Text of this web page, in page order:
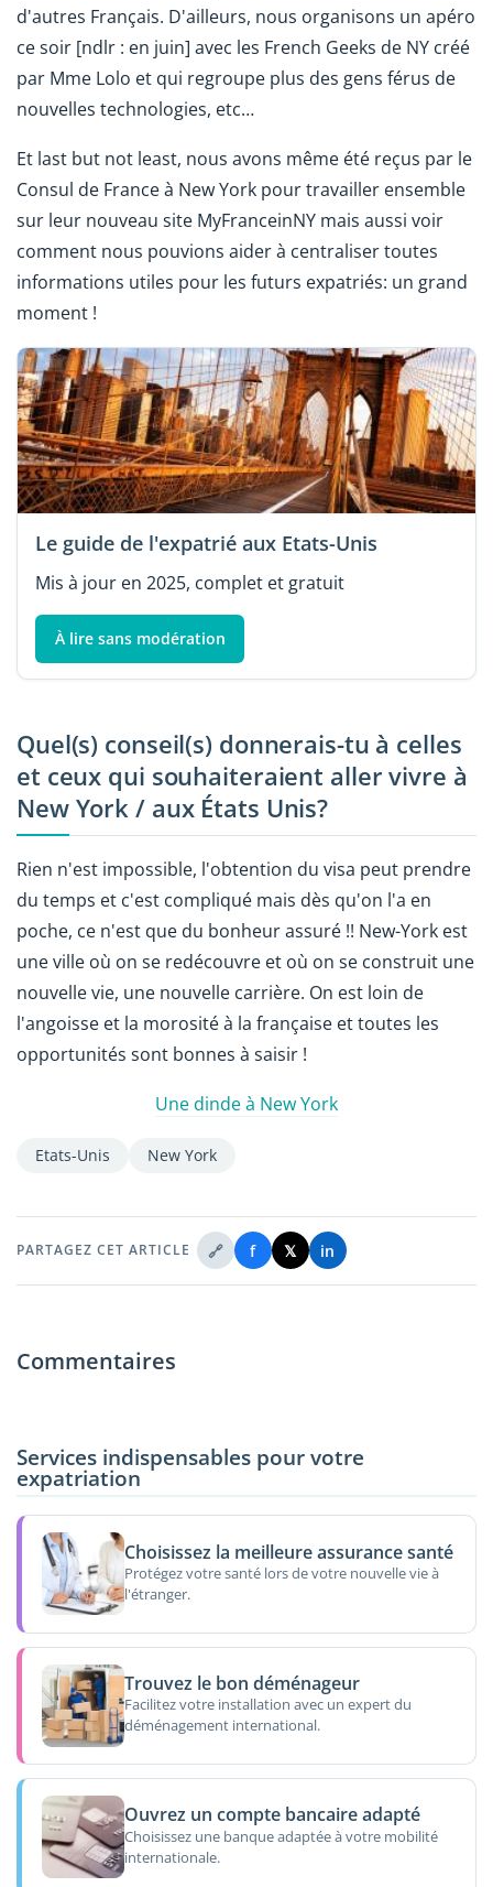
d'autres Français. D'ailleurs, nous organisons un apéro
ce soir [ndlr : en juin] avec les French Geeks de NY créé
par Mme Lolo et qui regroupe plus des gens férus de
nouvelles technologies, etc…
Et last but not least, nous avons même été reçus par le
Consul de France à New York pour travailler ensemble
sur leur nouveau site MyFranceinNY mais aussi voir
comment nous pouvions aider à centraliser toutes
informations utiles pour les futurs expatriés: un grand
moment !
Le guide de l'expatrié aux Etats-Unis
Mis à jour en 2025, complet et gratuit
À lire sans modération
Quel(s) conseil(s) donnerais-tu à celles
et ceux qui souhaiteraient aller vivre à
New York / aux États Unis?
Rien n'est impossible, l'obtention du visa peut prendre
du temps et c'est compliqué mais dès qu'on l'a en
poche, ce n'est que du bonheur assuré !! New-York est
une ville où on se redécouvre et où on se construit une
nouvelle vie, une nouvelle carrière. On est loin de
l'angoisse et la morosité à la française et toutes les
opportunités sont bonnes à saisir !
Une dinde à New York
Etats-Unis New York
PARTAGEZ CET ARTICLE 🔗 f 𝕏 in
Commentaires
Services indispensables pour votre
expatriation
Choisissez la meilleure assurance santé
Protégez votre santé lors de votre nouvelle vie à
l'étranger.
Trouvez le bon déménageur
Facilitez votre installation avec un expert du
déménagement international.
Ouvrez un compte bancaire adapté
Choisissez une banque adaptée à votre mobilité
internationale.